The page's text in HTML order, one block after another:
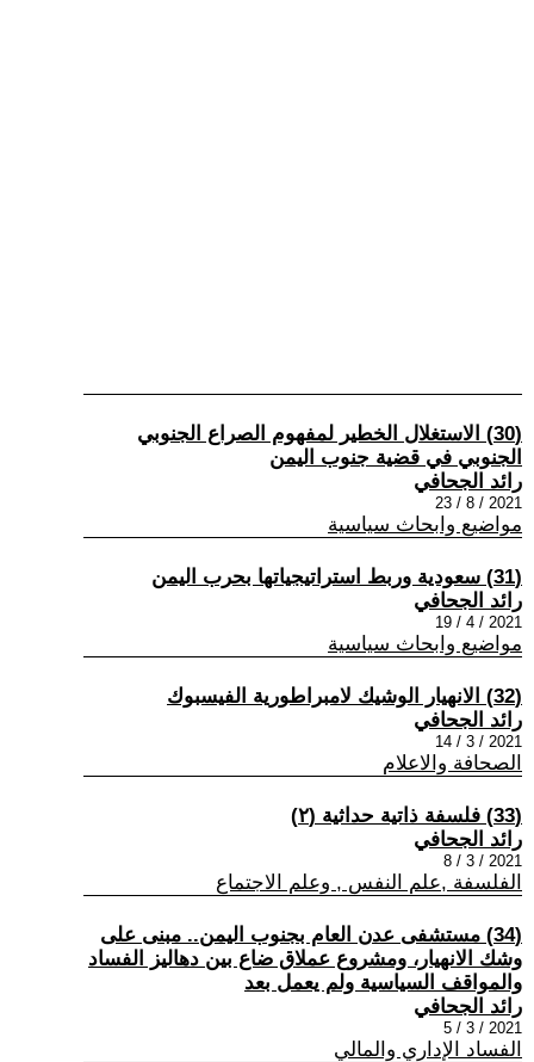
(30) الاستغلال الخطير لمفهوم الصراع الجنوبي
الجنوبي في قضية جنوب اليمن
رائد الجحافي
2021 / 8 / 23
مواضيع وابحاث سياسية
(31) سعودية وربط استراتيجياتها بحرب اليمن
رائد الجحافي
2021 / 4 / 19
مواضيع وابحاث سياسية
(32) الانهيار الوشيك لامبراطورية الفيسبوك
رائد الجحافي
2021 / 3 / 14
الصحافة والاعلام
(33) فلسفة ذاتية حداثية (٢)
رائد الجحافي
2021 / 3 / 8
الفلسفة ,علم النفس , وعلم الاجتماع
(34) مستشفى عدن العام بجنوب اليمن.. مبنى على
وشك الانهيار، ومشروع عملاق ضاع بين دهاليز الفساد
والمواقف السياسية ولم يعمل بعد
رائد الجحافي
2021 / 3 / 5
الفساد الإداري والمالي